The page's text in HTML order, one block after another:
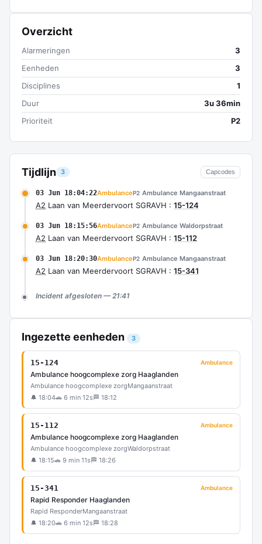
Tijdlijn 3 Capcodes
03 Jun 18:04:22AmbulanceP2 Ambulance Mangaanstraat
A2 Laan van Meerdervoort SGRAVH : 15-124
03 Jun 18:15:56AmbulanceP2 Ambulance Waldorpstraat
A2 Laan van Meerdervoort SGRAVH : 15-112
03 Jun 18:20:30AmbulanceP2 Ambulance Mangaanstraat
A2 Laan van Meerdervoort SGRAVH : 15-341
Incident afgesloten — 21:41
Ingezette eenheden 3
15-124 Ambulance
Ambulance hoogcomplexe zorg Haaglanden
Ambulance hoogcomplexe zorgMangaanstraat
🔔 18:04🚗 6 min 12s 🏁 18:12
15-112 Ambulance
Ambulance hoogcomplexe zorg Haaglanden
Ambulance hoogcomplexe zorgWaldorpstraat
🔔 18:15🚗 9 min 11s 🏁 18:26
15-341 Ambulance
Rapid Responder Haaglanden
Rapid ResponderMangaanstraat
🔔 18:20🚗 6 min 12s 🏁 18:28
Overzicht
Alarmeringen
3
Eenheden
3
Disciplines
1
Duur
3u 36min
Prioriteit
P2